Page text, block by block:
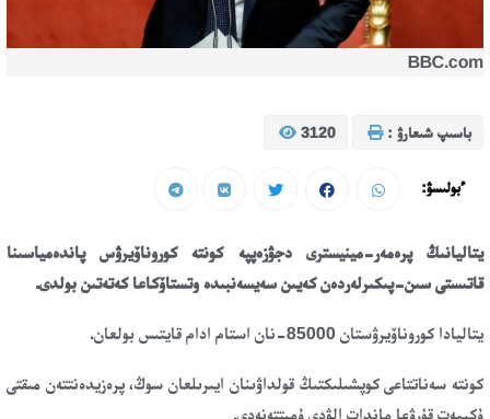
BBC.com
باسىپ شىعارۋ : 3120
ءبولىسۋ:
يتاليانىڭ پرەمەر-مينيسترى دجۋزەپپە كونتە كوروناۆيرۋس پاندەمياسىنا
قاتىستى سىن-پىكىرلەردەن كەيىن سەيسەنبىدە وتستاۆكاعا كەتەتىن بولدى.
يتاليادا كوروناۆيرۋستان 85000-نان استام ادام قايتىس بولعان.
كونتە سەناتتاعى كوپشىلىكتىڭ قولداۋىنان ايىرىلعان سوڭ، پرەزيدەنتتەن مىقتى
ۇكىمەت قۇرۋعا ماندات الۋدى ۇمىتتەنەدى.